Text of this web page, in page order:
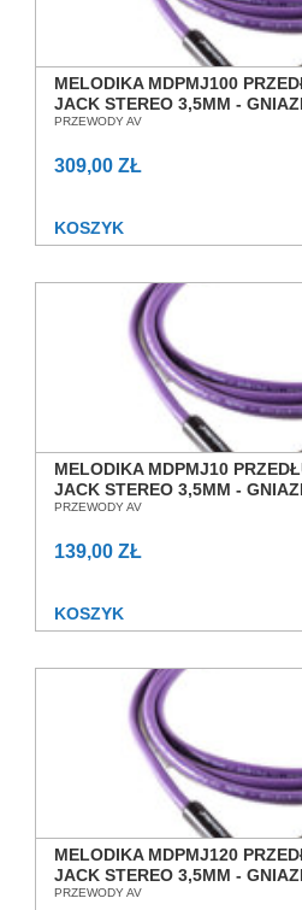
MELODIKA MDPMJ100
JACK STEREO 3,5MM -
3,5MM 10,0M SALON POZNAŃ
PRZEWODY AV
309,00 ZŁ
KOSZYK
MELODIKA MDPMJ10
JACK STEREO 3,5MM -
3,5MM 1,0M SALON POZNAŃ
PRZEWODY AV
139,00 ZŁ
KOSZYK
MELODIKA MDPMJ120
JACK STEREO 3,5MM -
3,5MM 12,0M SALON POZNAŃ
PRZEWODY AV